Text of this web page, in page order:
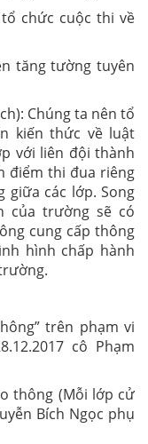
chức cuộc thi về
tăng tường tuyên
Chúng ta nên tổ
kiến thức về luật
với liên đội thành
điểm thi đua riêng
giữa các lớp. Song
của trường sẽ có
cung cấp thông
hình chấp hành
trên phạm vi
cô Phạm
thông (Mỗi lớp cử
Bích Ngọc phụ